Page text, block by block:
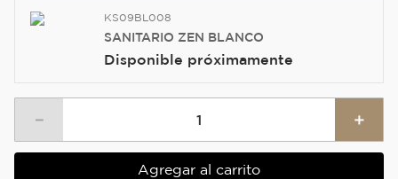
KS09BL008
SANITARIO ZEN BLANCO
Disponible próximamente
＋
－
Agregar al carrito